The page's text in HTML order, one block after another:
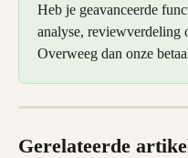
Heb je geavanceerde
analyse, reviewverdeling
Overweeg dan onze
Gerelateerde